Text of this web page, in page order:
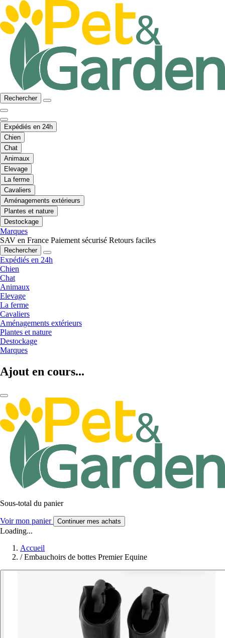
Rechercher
Expédiés en 24h
Chien
Chat
Animaux
Elevage
La ferme
Cavaliers
Aménagements extérieurs
Plantes et nature
Destockage
Marques
SAV en France Paiement sécurisé Retours faciles
Rechercher
Expédiés en 24h
Chien
Chat
Animaux
Elevage
La ferme
Cavaliers
Aménagements extérieurs
Plantes et nature
Destockage
Marques
Ajout en cours...
Sous-total du panier
Voir mon panier Continuer mes achats
Loading...
Accueil
/ Embauchoirs de bottes Premier Equine